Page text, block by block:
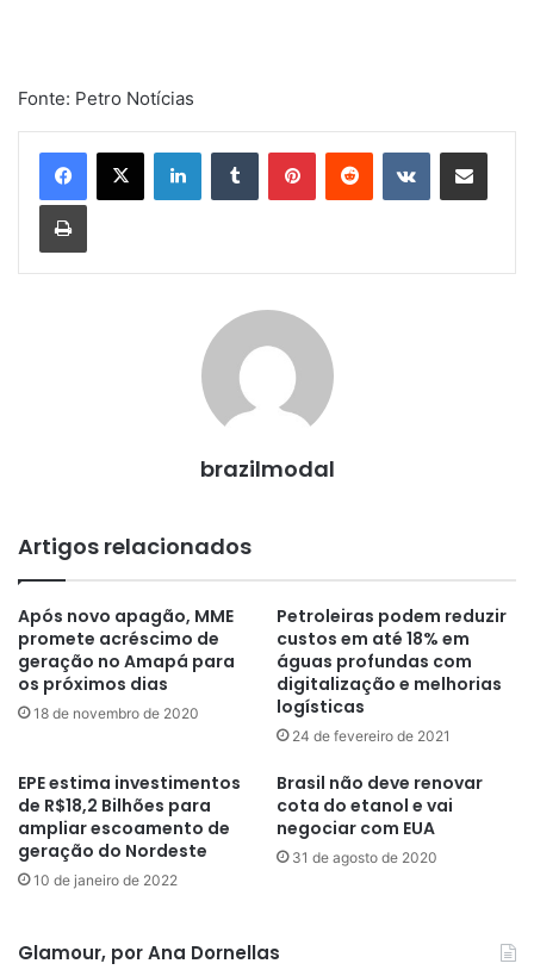
Fonte: Petro Notícias
LinkedinTumblr PinterestReddit VK Compartilhar via e-mail
Imprimir
brazilmodal
Artigos relacionados
Após novo apagão, MME
promete acréscimo de
geração no Amapá para
os próximos dias
18 de novembro de 2020
Petroleiras podem reduzir
custos em até 18% em
águas profundas com
digitalização e melhorias
logísticas
24 de fevereiro de 2021
EPE estima investimentos
de R$18,2 Bilhões para
ampliar escoamento de
geração do Nordeste
10 de janeiro de 2022
Brasil não deve renovar
cota do etanol e vai
negociar com EUA
31 de agosto de 2020
Glamour, por Ana Dornellas